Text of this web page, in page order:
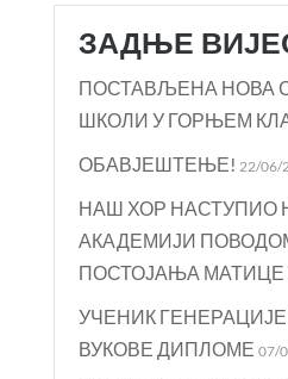
ЗАДЊЕ
ПОСТАВЉЕНА НОВА
ШКОЛИ У ГОРЊЕМ
ОБАВЈЕШТЕЊЕ! 22/06/
НАШ ХОР НАСТУПИО
АКАДЕМИЈИ
ПОСТОЈАЊА МАТИЦЕ
УЧЕНИК
ВУКОВЕ ДИПЛОМЕ 07/